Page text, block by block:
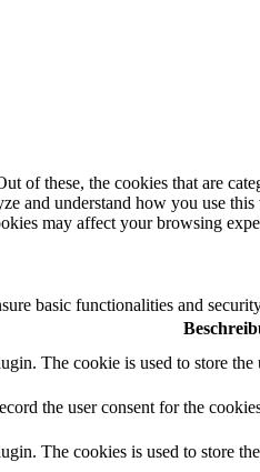
these, the cookies that are
and understand how you use
may affect your browsing
basic functionalities and
The cookie is used to store
the user consent for the
The cookies is used to store